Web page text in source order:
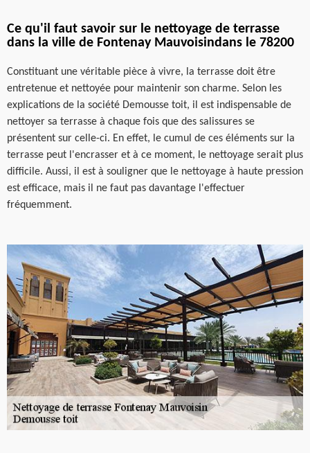
Ce qu'il faut savoir sur le nettoyage de terrasse
dans la ville de Fontenay Mauvoisindans le 78200
Constituant une véritable pièce à vivre, la terrasse doit être
entretenue et nettoyée pour maintenir son charme. Selon les
explications de la société Demousse toit, il est indispensable de
nettoyer sa terrasse à chaque fois que des salissures se
présentent sur celle-ci. En effet, le cumul de ces éléments sur la
terrasse peut l'encrasser et à ce moment, le nettoyage serait plus
difficile. Aussi, il est à souligner que le nettoyage à haute pression
est efficace, mais il ne faut pas davantage l'effectuer
fréquemment.